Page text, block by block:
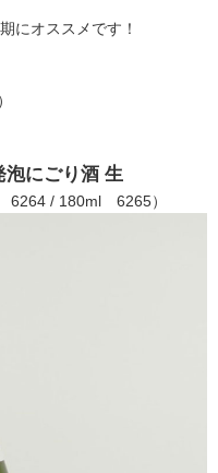
にオススメです！
）
泡にごり酒 生
6264 / 180ml 6265）